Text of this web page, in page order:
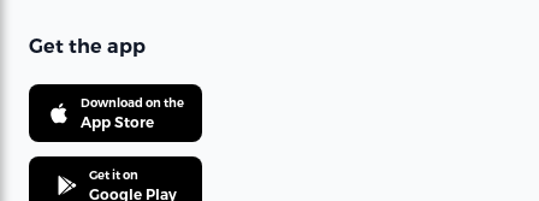
Get the app
Download on the
App Store
Get it on
Google Play